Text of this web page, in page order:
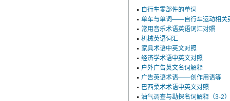
自行车零部件的单词
单车与单词——自行车运动相关
常用音乐术语英语词汇对照
机械英语词汇
家具术语中英文对照
经济学术语中英文对照
户外广告英文名词解释
广告英语术语——创作用语等
巴西柔术术语中英文对照
油气调查与勘探名词解释（3-2）